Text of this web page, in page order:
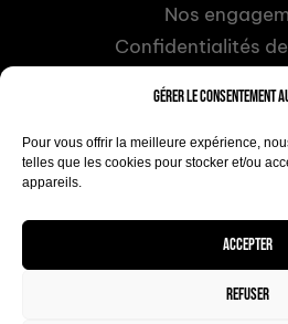
Gérer le consentement
Pour vous offrir la meilleure expérience,
telles que les cookies pour stocker et/ou
appareils.
Accepter
Refuser
Nos
Confidentialités
RECEVOIR LA